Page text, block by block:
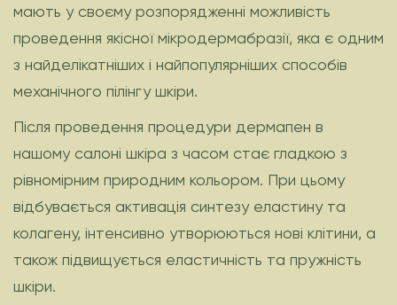
мають у своєму розпорядженні можливість
проведення якісної мікродермабразії, яка є одним
з найделікатніших і найпопулярніших способів
механічного пілінгу шкіри.
Після проведення процедури дермапен в
нашому салоні шкіра з часом стає гладкою з
рівномірним природним кольором. При цьому
відбувається активація синтезу еластину та
колагену, інтенсивно утворюються нові клітини, а
також підвищується еластичність та пружність
шкіри.